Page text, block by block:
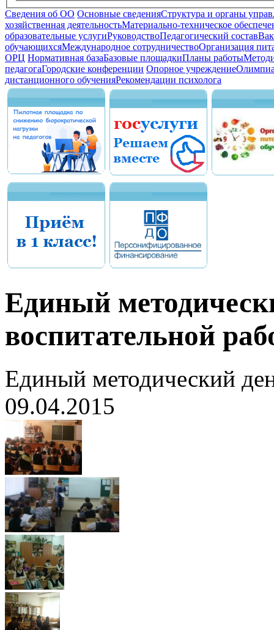
Сведения об ОО Основные сведенияСтруктура и органы
хозяйственная деятельностьМатериально-техническое
образовательные услугиРуководствоПедагогический состав
обучающихсяМеждународное сотрудничествоОрганизация
ОРЦ Нормативная базаБазовые площадкиПланы работы
педагогаГородские конференции Опорное учреждение
дистанционного обученияРекомендации психолога
Единый
воспитательной
Единый методический
09.04.2015